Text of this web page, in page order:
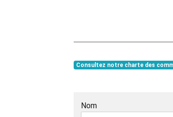
Consultez notre charte des
Nom